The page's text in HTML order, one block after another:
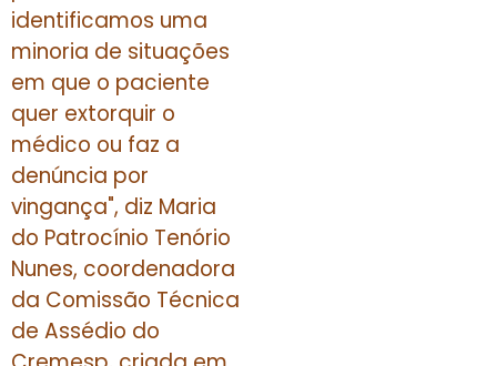
identificamos uma
minoria de situações
em que o paciente
quer extorquir o
médico ou faz a
denúncia por
vingança", diz Maria
do Patrocínio Tenório
Nunes, coordenadora
da Comissão Técnica
de Assédio do